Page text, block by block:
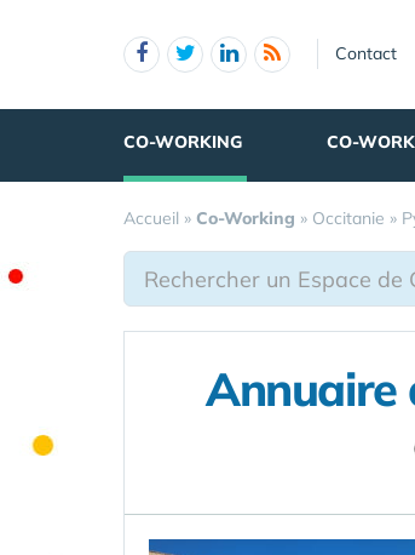
Contact
CO-WORKING CO-
Accueil » Co-Working » Occitanie »
Annuaire